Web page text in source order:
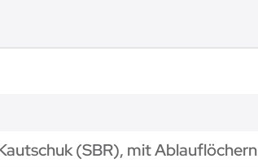
(SBR), mit Ablauflöchern